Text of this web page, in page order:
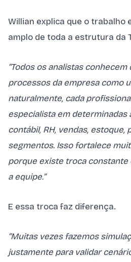
Willian explica que o trabalho
amplo de toda a estrutura da
“Todos os analistas
processos da empresa como
naturalmente, cada
especialista em determinadas
contábil, RH, vendas, estoque,
segmentos. Isso fortalece
porque existe troca
a equipe.”
E essa troca faz diferença.
“Muitas vezes fazemos
justamente para validar